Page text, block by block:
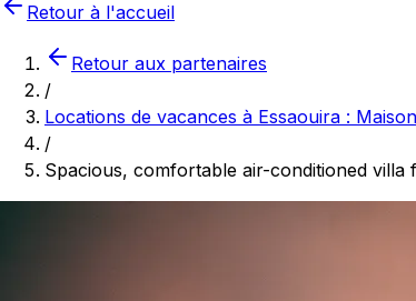
Retour à l'accueil
Retour aux partenaires
/
Locations de vacances à Essaouira :
/
Spacious, comfortable air-conditioned